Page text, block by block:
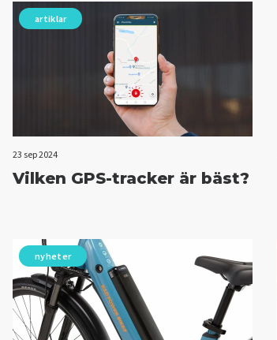
artiklar
23 sep 2024
Vilken GPS-tracker är bäst?
nyheter